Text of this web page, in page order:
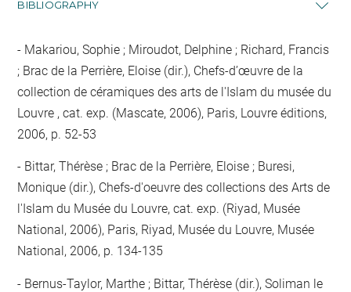
BIBLIOGRAPHY
Makariou, Sophie ; Miroudot, Delphine ; Richard, Francis
; Brac de la Perrière, Eloise (dir.), Chefs-d’œuvre de la
collection de céramiques des arts de l'Islam du musée du
Louvre , cat. exp. (Mascate, 2006), Paris, Louvre éditions,
2006, p. 52-53
Bittar, Thérèse ; Brac de la Perrière, Eloise ; Buresi,
Monique (dir.), Chefs-d'oeuvre des collections des Arts de
l'Islam du Musée du Louvre, cat. exp. (Riyad, Musée
National, 2006), Paris, Riyad, Musée du Louvre, Musée
National, 2006, p. 134-135
Bernus-Taylor, Marthe ; Bittar, Thérèse (dir.), Soliman le